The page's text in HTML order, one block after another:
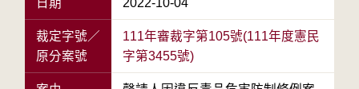
日期 2022-10-04
裁定字號／
原分案號
111年審裁字第105號(111年度憲民
字第3455號)